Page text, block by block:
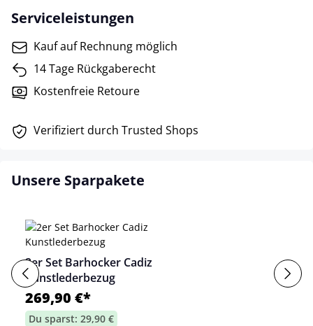
Serviceleistungen
Kauf auf Rechnung möglich
14 Tage Rückgaberecht
Kostenfreie Retoure
Verifiziert durch Trusted Shops
Unsere Sparpakete
2er Set Barhocker Cadiz
Kunstlederbezug
269,90 €*
Du sparst: 29,90 €